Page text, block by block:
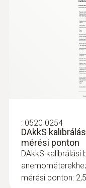
: 0520 0254
DAkkS
mérési ponton
DAkkS kalibrálási
mérési ponton: